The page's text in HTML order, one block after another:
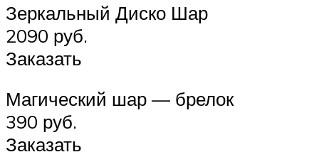
Зеркальный Диско Шар
2090 руб.
Заказать
Магический шар — брелок
390 руб.
Заказать